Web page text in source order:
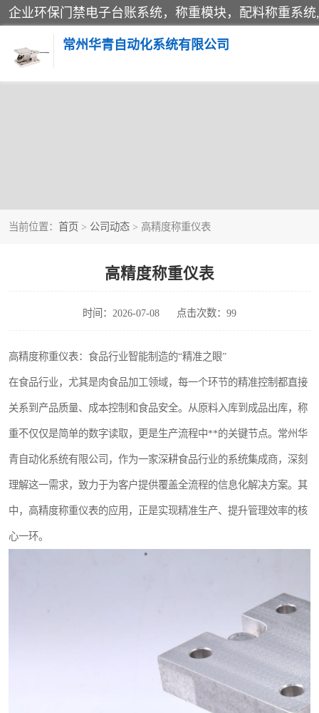
常州华青自动化系统有限公司
当前位置： 首页 > 公司动态 > 高精度称重仪表
高精度称重仪表
时间：2026-07-08 点击次数：99
高精度称重仪表：食品行业智能制造的“精准之眼”
在食品行业，尤其是肉食品加工领域，每一个环节的精准控制都直接
关系到产品质量、成本控制和食品安全。从原料入库到成品出库，称
重不仅仅是简单的数字读取，更是生产流程中**的关键节点。常州华
青自动化系统有限公司，作为一家深耕食品行业的系统集成商，深刻
理解这一需求，致力于为客户提供覆盖全流程的信息化解决方案。其
中，高精度称重仪表的应用，正是实现精准生产、提升管理效率的核
心一环。
屠宰轨道秤
移动源环保门禁电子台账系统